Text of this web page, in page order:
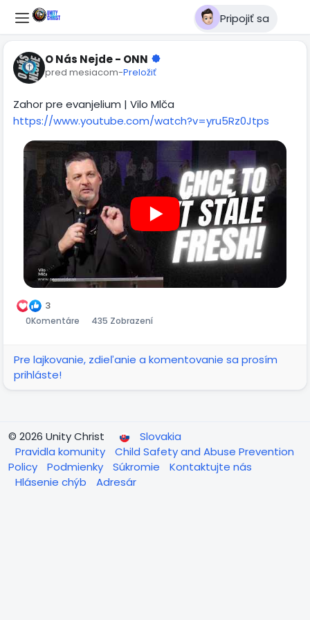
Pripojiť sa
O Nás Nejde - ONN
pred mesiacom-Preložiť
Zahor pre evanjelium | Vilo Mlča
https://www.youtube.com/watch?v=yru5Rz0Jtps
3
0Komentáre 435 Zobrazení
Pre lajkovanie, zdieľanie a komentovanie sa prosím
prihláste!
© 2026 Unity Christ
Slovakia
Pravidla komunity
Child Safety and Abuse Prevention
Policy
Podmienky Súkromie
Kontaktujte nás
Hlásenie chýb
Adresár